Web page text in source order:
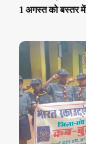
1 अगस्त को बस्तर में